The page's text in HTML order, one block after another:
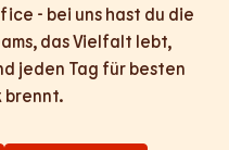
- bei uns hast du die
das Vielfalt lebt,
jeden Tag für besten
brennt.